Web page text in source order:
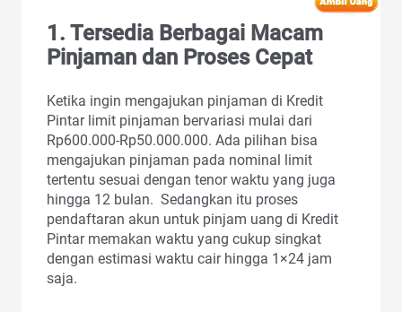
1. Tersedia Berbagai Macam
Pinjaman dan Proses Cepat
Ketika ingin mengajukan pinjaman di Kredit
Pintar limit pinjaman bervariasi mulai dari
Rp600.000-Rp50.000.000. Ada pilihan bisa
mengajukan pinjaman pada nominal limit
tertentu sesuai dengan tenor waktu yang juga
hingga 12 bulan. Sedangkan itu proses
pendaftaran akun untuk pinjam uang di Kredit
Pintar memakan waktu yang cukup singkat
dengan estimasi waktu cair hingga 1×24 jam
saja.